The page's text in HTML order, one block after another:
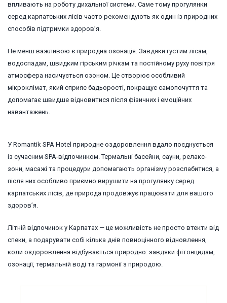
впливають на роботу дихальної системи. Саме тому прогулянки
серед карпатських лісів часто рекомендують як один із природних
способів підтримки здоров’я.
Не менш важливою є природна озонація. Завдяки густим лісам,
водоспадам, швидким гірським річкам та постійному руху повітря
атмосфера насичується озоном. Це створює особливий
мікроклімат, який сприяє бадьорості, покращує самопочуття та
допомагає швидше відновитися після фізичних і емоційних
навантажень.
У Romantik SPA Hotel природне оздоровлення вдало поєднується
із сучасним SPA-відпочинком. Термальні басейни, сауни, релакс-
зони, масажі та процедури допомагають організму розслабитися, а
після них особливо приємно вирушити на прогулянку серед
карпатських лісів, де природа продовжує працювати для вашого
здоров’я.
Літній відпочинок у Карпатах — це можливість не просто втекти від
спеки, а подарувати собі кілька днів повноцінного відновлення,
коли оздоровлення відбувається природно: завдяки фітонцидам,
озонації, термальній воді та гармонії з природою.